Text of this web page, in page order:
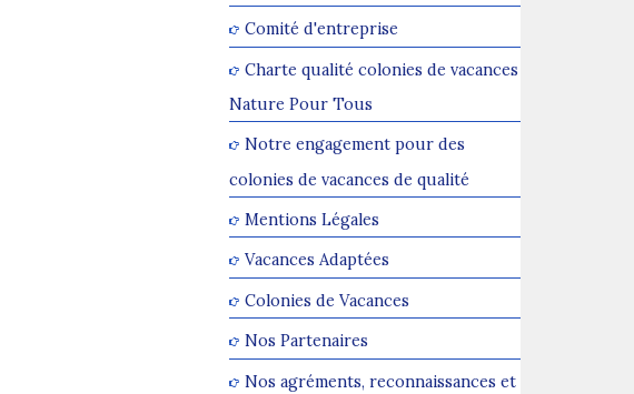
Comité d'entreprise
Charte qualité colonies de vacances
Nature Pour Tous
Notre engagement pour des
colonies de vacances de qualité
Mentions Légales
Vacances Adaptées
Colonies de Vacances
Nos Partenaires
Nos agréments, reconnaissances et